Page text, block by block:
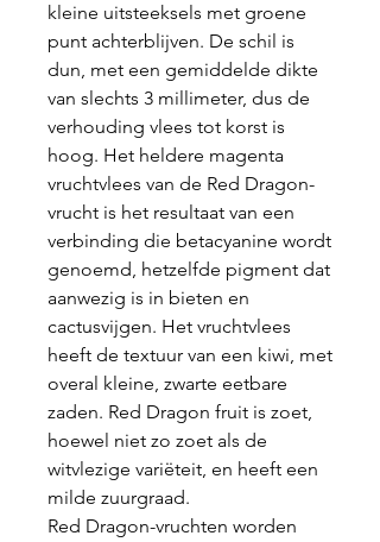
kleine uitsteeksels met groene
punt achterblijven. De schil is
dun, met een gemiddelde dikte
van slechts 3 millimeter, dus de
verhouding vlees tot korst is
hoog. Het heldere magenta
vruchtvlees van de Red Dragon-
vrucht is het resultaat van een
verbinding die betacyanine wordt
genoemd, hetzelfde pigment dat
aanwezig is in bieten en
cactusvijgen. Het vruchtvlees
heeft de textuur van een kiwi, met
overal kleine, zwarte eetbare
zaden. Red Dragon fruit is zoet,
hoewel niet zo zoet als de
witvlezige variëteit, en heeft een
milde zuurgraad.
Red Dragon-vruchten worden